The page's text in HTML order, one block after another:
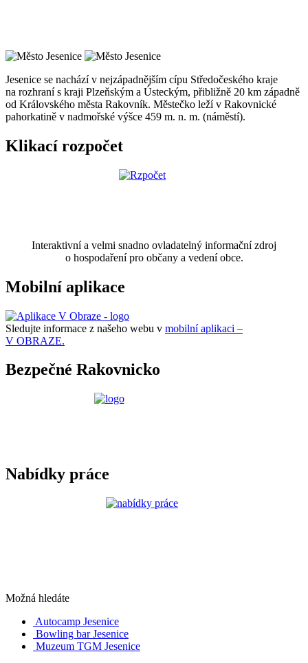
Jesenice se nachází v nejzápadnějším cípu Středočeského kraje
na rozhraní s kraji Plzeňským a Ústeckým, přibližně 20 km západně
od Královského města Rakovník. Městečko leží v Rakovnické
pahorkatině v nadmořské výšce 459 m. n. m. (náměstí).
Klikací rozpočet
Interaktivní a velmi snadno ovladatelný informační zdroj
o hospodaření pro občany a vedení obce.
Mobilní aplikace
Sledujte informace z našeho webu v mobilní aplikaci –
V OBRAZE.
Bezpečné Rakovnicko
Nabídky práce
Možná hledáte
Autocamp Jesenice
Bowling bar Jesenice
Muzeum TGM Jesenice